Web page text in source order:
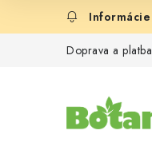
Doprava a platba